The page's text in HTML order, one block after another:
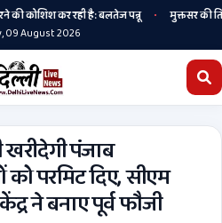
कर रही है: बलतेज पन्नू •
मुक्तसर की तियां में
09 August 2026
पंजाब
परमिट दिए, सीएम
ने बनाए पूर्व फौजी